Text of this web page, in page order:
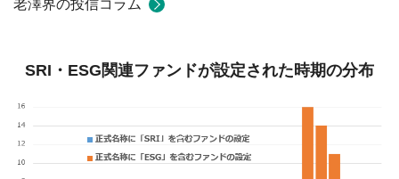
老澤界の投信コラム
SRI・ESG関連ファンドが設定された時期の分布